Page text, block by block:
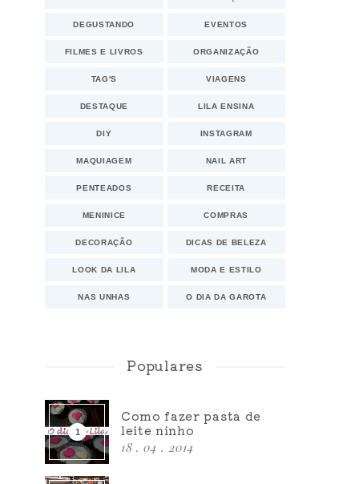
DEGUSTANDO EVENTOS
FILMES E LIVROS ORGANIZAÇÃO
TAG'S VIAGENS
DESTAQUE LILA ENSINA
DIY INSTAGRAM
MAQUIAGEM NAIL ART
PENTEADOS RECEITA
MENINICE COMPRAS
DECORAÇÃO DICAS DE BELEZA
LOOK DA LILA MODA E ESTILO
NAS UNHAS O DIA DA GAROTA
Populares
Como fazer pasta de
leite ninho
18 . 04 . 2014